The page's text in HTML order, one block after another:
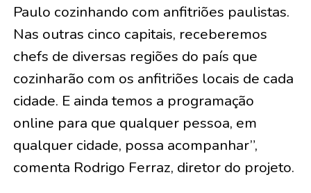
Paulo cozinhando com anfitriões paulistas.
Nas outras cinco capitais, receberemos
chefs de diversas regiões do país que
cozinharão com os anfitriões locais de cada
cidade. E ainda temos a programação
online para que qualquer pessoa, em
qualquer cidade, possa acompanhar”,
comenta Rodrigo Ferraz, diretor do projeto.